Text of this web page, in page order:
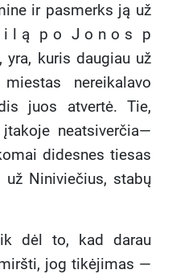
ir pasmerks ją už
i l ą p o J o n o s p
kuris daugiau už
nereikalavo
juos atvertė. Tie,
neatsiverčia—
didesnes tiesas
Niniviečius, stabų
dėl to, kad darau
jog tikėjimas —